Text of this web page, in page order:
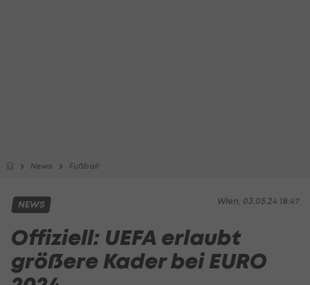
News Fußball
Wien, 03.05.24 18:47
NEWS
Offiziell: UEFA erlaubt
größere Kader bei EURO